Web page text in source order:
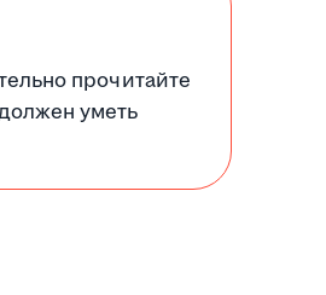
прочитайте
уметь